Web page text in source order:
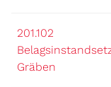
201.102
Gräben